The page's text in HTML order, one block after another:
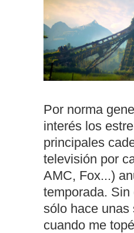
Por norma
interés los
principales
televisión por
AMC, Fox...)
temporada. Sin
sólo hace unas
cuando me